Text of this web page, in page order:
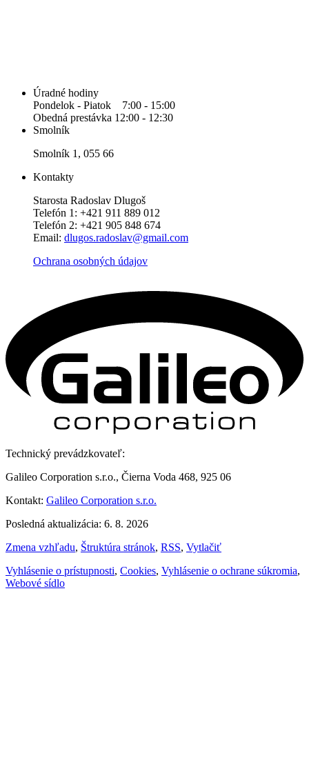
Úradné hodiny
Pondelok - Piatok 7:00 - 15:00
Obedná prestávka 12:00 - 12:30
Smolník
Smolník 1, 055 66
Kontakty
Starosta Radoslav Dlugoš
Telefón 1: +421 911 889 012
Telefón 2: +421 905 848 674
Email: dlugos.radoslav@gmail.com
Ochrana osobných údajov
Technický prevádzkovateľ:
Galileo Corporation s.r.o., Čierna Voda 468, 925 06
Kontakt: Galileo Corporation s.r.o.
Posledná aktualizácia: 6. 8. 2026
Zmena vzhľadu, Štruktúra stránok, RSS, Vytlačiť
Vyhlásenie o prístupnosti, Cookies, Vyhlásenie o ochrane súkromia,
Webové sídlo